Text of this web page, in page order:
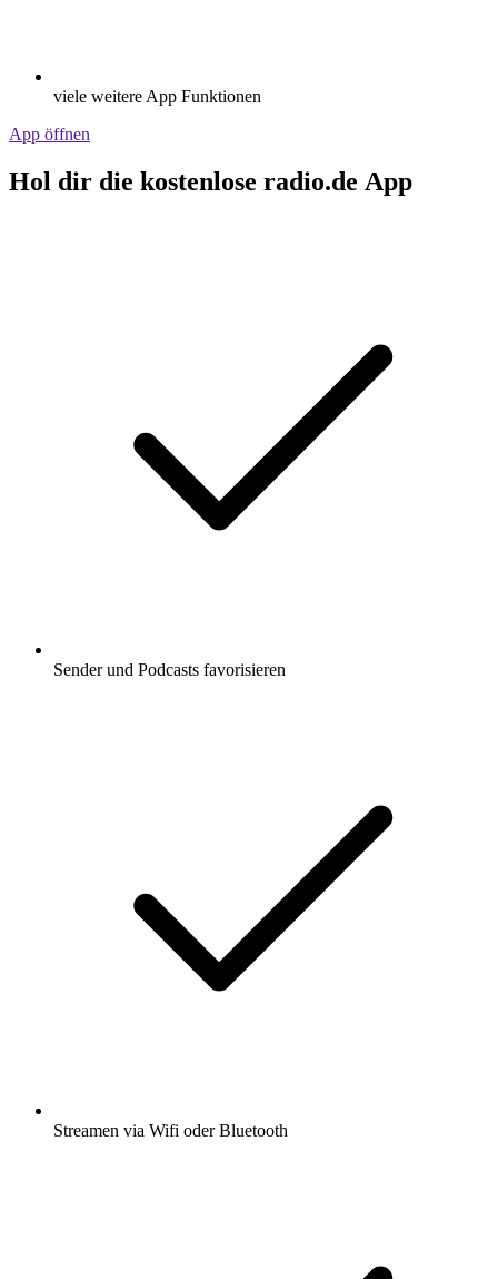
viele weitere App Funktionen
App öffnen
Hol dir die kostenlose radio.de App
Sender und Podcasts favorisieren
Streamen via Wifi oder Bluetooth